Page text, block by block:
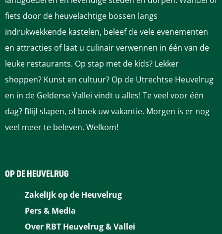
fiets door de heuvelachtige bossen langs
indrukwekkende kastelen, beleef de vele evenementen
en attracties of laat u culinair verwennen in één van de
leuke restaurants. Op stap met de kids? Lekker
shoppen? Kunst en cultuur? Op de Utrechtse Heuvelrug
en in de Gelderse Vallei vindt u alles! Te veel voor één
dag? Blijf slapen, of boek uw vakantie. Morgen is er nog
veel meer te beleven. Welkom!
OP DE HEUVELRUG
Zakelijk op de Heuvelrug
Pers & Media
Over RBT Heuvelrug & Vallei